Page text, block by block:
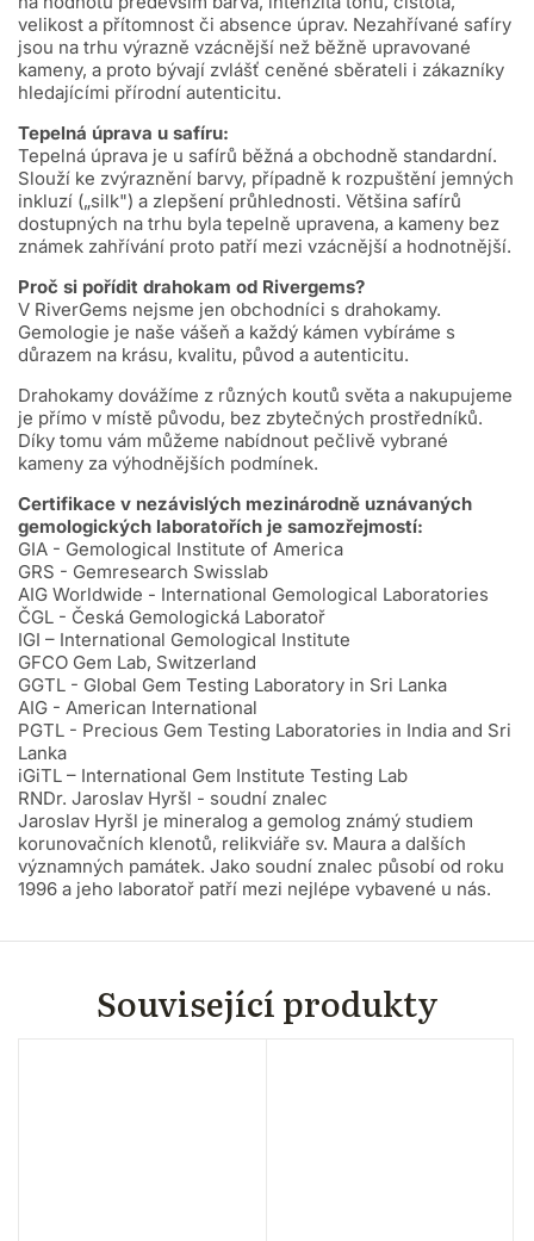
velikost a přítomnost či absence úprav. Nezahřívané safíry
jsou na trhu výrazně vzácnější než běžně upravované
kameny, a proto bývají zvlášť ceněné sběrateli i zákazníky
hledajícími přírodní autenticitu.
Tepelná úprava u safíru:
Tepelná úprava je u safírů běžná a obchodně standardní.
Slouží ke zvýraznění barvy, případně k rozpuštění jemných
inkluzí („silk") a zlepšení průhlednosti. Většina safírů
dostupných na trhu byla tepelně upravena, a kameny bez
známek zahřívání proto patří mezi vzácnější a hodnotnější.
Proč si pořídit drahokam od Rivergems?
V RiverGems nejsme jen obchodníci s drahokamy.
Gemologie je naše vášeň a každý kámen vybíráme s
důrazem na krásu, kvalitu, původ a autenticitu.
Drahokamy dovážíme z různých koutů světa a nakupujeme
je přímo v místě původu, bez zbytečných prostředníků.
Díky tomu vám můžeme nabídnout pečlivě vybrané
kameny za výhodnějších podmínek.
Certifikace v nezávislých mezinárodně uznávaných
gemologických laboratořích je samozřejmostí:
GIA - Gemological Institute of America
GRS - Gemresearch Swisslab
AIG Worldwide - International Gemological Laboratories
ČGL - Česká Gemologická Laboratoř
IGI – International Gemological Institute
GFCO Gem Lab, Switzerland
GGTL - Global Gem Testing Laboratory in Sri Lanka
AIG - American International
PGTL - Precious Gem Testing Laboratories in India and Sri
Lanka
iGiTL – International Gem Institute Testing Lab
RNDr. Jaroslav Hyršl - soudní znalec
Jaroslav Hyršl je mineralog a gemolog známý studiem
korunovačních klenotů, relikviáře sv. Maura a dalších
významných památek. Jako soudní znalec působí od roku
1996 a jeho laboratoř patří mezi nejlépe vybavené u nás.
Související produkty